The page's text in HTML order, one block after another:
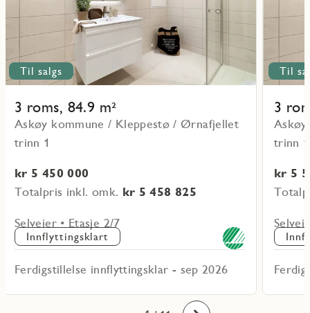
Til salgs
3 roms, 84.9 m²
Askøy kommune / Kleppestø / Ørnafjellet
trinn 1
kr 5 450 000
Totalpris inkl. omk. kr 5 458 825
Selveier • Etasje 2/7
Innflyttingsklart
Ferdigstillelse innflyttingsklar - sep 2026
Til
3
trinn 1
kr 5